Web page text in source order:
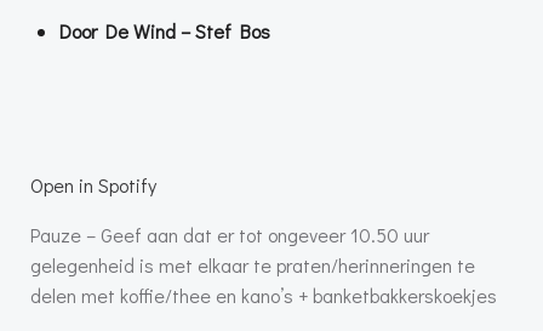
Door De Wind – Stef Bos
Open in Spotify
Pauze – Geef aan dat er tot ongeveer 10.50 uur
gelegenheid is met elkaar te praten/herinneringen te
delen met koffie/thee en kano’s + banketbakkerskoekjes